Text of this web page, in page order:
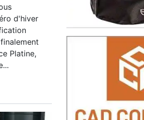
d'hiver
Platine,